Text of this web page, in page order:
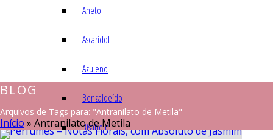
Anetol
Ascaridol
Azuleno
Benzaldeído
Bisabolol
BLOG
Arquivos de Tags para: "Antranilato de Metila"
Início » Antranilato de Metila